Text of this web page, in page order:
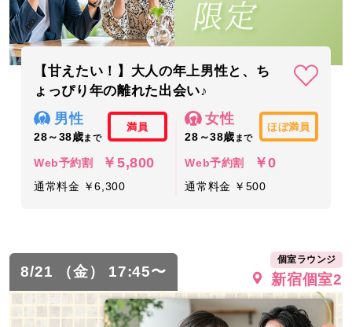
【甘えたい！】大人の年上男性と、ち
ょっぴり年の離れた出会い♪
男性
28～38歳まで
満員
Web予約割 ￥5,800
通常料金 ￥6,300
女性
28～38歳 まで
ほぼ満員
Web予約割 ￥0
通常料金 ￥500
8/21 （金） 17:45〜
個室ラウンジ
新宿個室2